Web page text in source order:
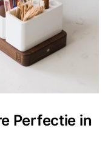
Perfectie in